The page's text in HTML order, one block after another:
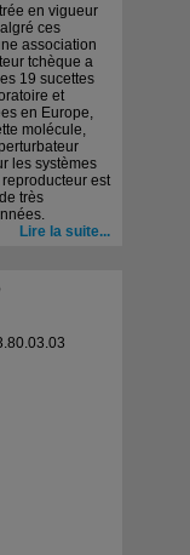
en vigueur
ces
association
tchèque a
19 sucettes
et
en Europe,
molécule,
les systèmes
est
très
Lire la suite...